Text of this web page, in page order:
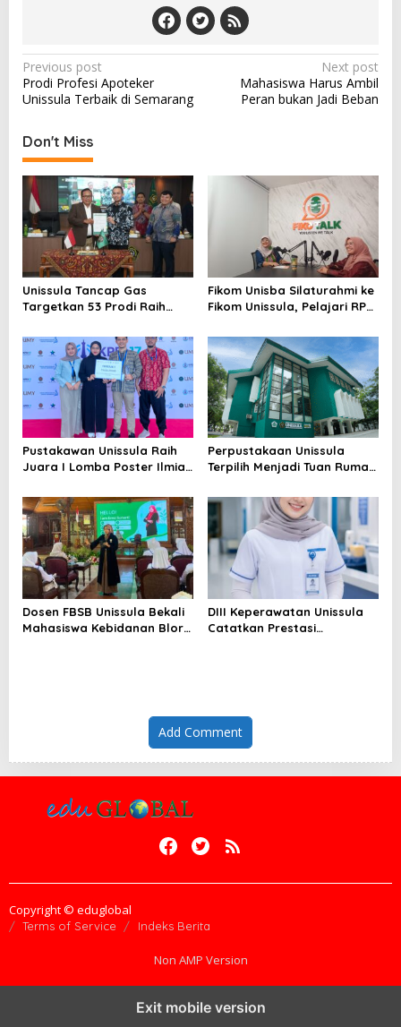
Post
navigation
Previous post
Prodi Profesi Apoteker
Unissula Terbaik di Semarang
Next post
Mahasiswa Harus Ambil
Peran bukan Jadi Beban
Don't Miss
Unissula Tancap Gas
Targetkan 53 Prodi Raih
ACQUIN Lewat Jalur Fast
Track
Fikom Unisba Silaturahmi ke
Fikom Unissula, Pelajari RPL
Laboratorium Unggulan
Pustakawan Unissula Raih
Juara I Lomba Poster Ilmiah
Perpustakaan Unissula
Terpilih Menjadi Tuan Rumah
Dosen FBSB Unissula Bekali
Mahasiswa Kebidanan Blora
DIII Keperawatan Unissula
Catatkan Prestasi
Add Comment
Copyright © eduglobal
Terms of Service Indeks Berita
Non AMP Version
Exit mobile version